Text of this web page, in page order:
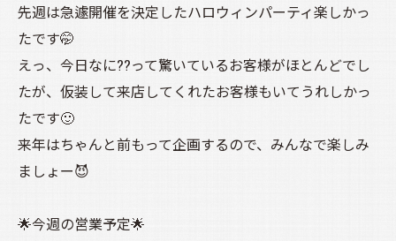
先週は急遽開催を決定したハロウィンパーティ楽しかっ
たです🤭
えっ、今日なに??って驚いているお客様がほとんどでし
たが、仮装して来店してくれたお客様もいてうれしかっ
たです🙂
来年はちゃんと前もって企画するので、みんなで楽しみ
ましょー😈
🌟今週の営業予定🌟